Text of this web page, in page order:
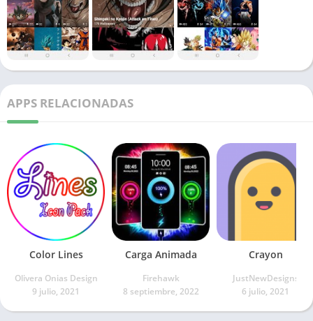
APPS RELACIONADAS
Color Lines
Olivera Onias Design
9 julio, 2021
Carga Animada
Firehawk
8 septiembre, 2022
Crayon
JustNewDesigns
6 julio, 2021